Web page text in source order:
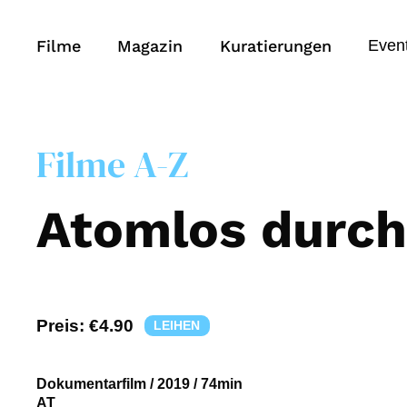
Filme Magazin Kuratierungen
Filme A-Z
Atomlos
Preis: €4.90 LEIHEN
Dokumentarfilm /2019 /74min
AT